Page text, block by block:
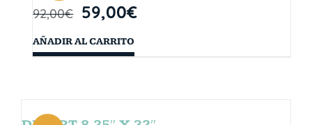
92,00€ 59,00€
AÑADIR AL CARRITO